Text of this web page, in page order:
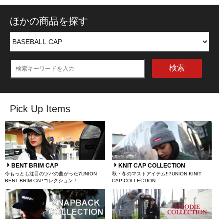
ほかの商品を探す
検索
Pick Up Items
BENT BRIM CAP
今もっとも注目のツバの曲がった7UNION
BENT BRIM CAPコレクション！
KNIT CAP COLLECTION
秋・冬のマストアイテム!!7UNION KINIT
CAP COLLECTION